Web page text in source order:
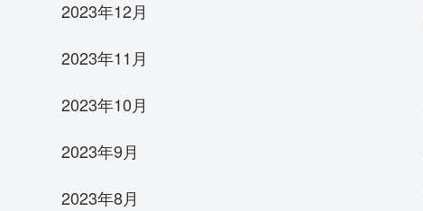
2023年12月
2023年11月
2023年10月
2023年9月
2023年8月